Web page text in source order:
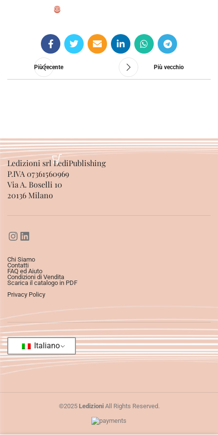
Più recente Più vecchio
Ledizioni srl LediPublishing
P.IVA 07361560969
Via A. Boselli 10
20136 Milano
Chi Siamo
Contatti
FAQ ed Aiuto
Condizioni di Vendita
Scarica il catalogo in PDF
Privacy Policy
Italiano
©2025 LedizioniAll Rights Reserved.